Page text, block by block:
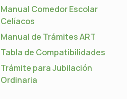
Manual Comedor Escolar
Celíacos
Manual de Trámites ART
Tabla de Compatibilidades
Trámite para Jubilación
Ordinaria